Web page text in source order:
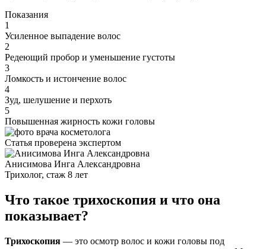
Показания
1
Усиленное выпадение волос
2
Редеющий пробор и уменьшение густоты
3
Ломкость и истончение волос
4
Зуд, шелушение и перхоть
5
Повышенная жирность кожи головы
Статья проверена экспертом
Анисимова Инга Александровна
Трихолог, стаж 8 лет
Что такое трихоскопия и что она
показывает?
Трихоскопия — это осмотр волос и кожи головы под